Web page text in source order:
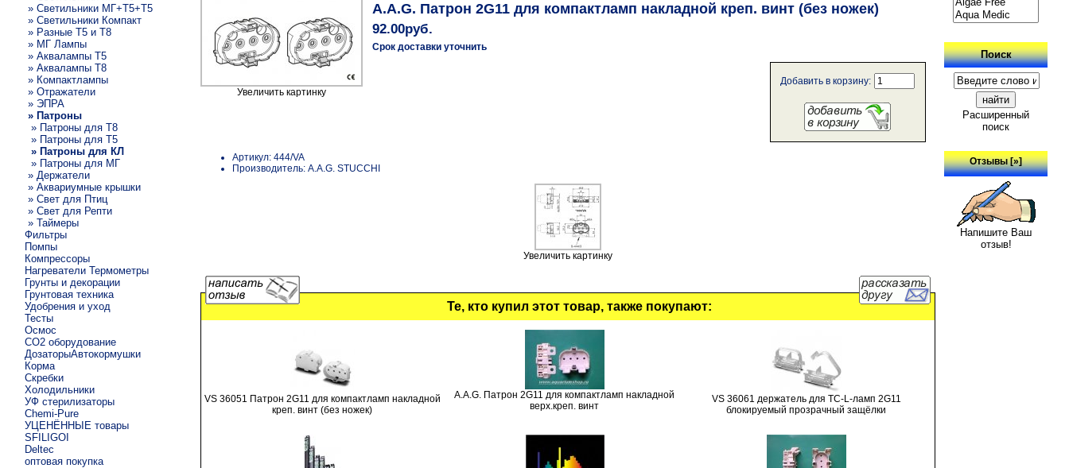
» Светильники МГ+T5+T5
» Светильники Компакт
» Разные T5 и T8
» МГ Лампы
» Аквалампы T5
» Аквалампы T8
» Компактлампы
» Отражатели
» ЭПРА
» Патроны
» Патроны для T8
» Патроны для Т5
» Патроны для КЛ
» Патроны для МГ
» Держатели
» Аквариумные крышки
» Свет для Птиц
» Свет для Репти
» Таймеры
Фильтры
Помпы
Компрессоры
Нагреватели Термометры
Грунты и декорации
Грунтовая техника
Удобрения и уход
Тесты
Осмос
CO2 оборудование
ДозаторыАвтокормушки
Корма
Скребки
Холодильники
УФ стерилизаторы
Chemi-Pure
УЦЕНЁННЫЕ товары
SFILIGOI
Deltec
оптовая покупка
Увеличить картинку
A.A.G. Патрон 2G11 для компактламп накладной креп. винт (без ножек)
92.00руб.
Срок доставки уточнить
Добавить в корзину:
Артикул: 444/VA
Производитель: A.A.G. STUCCHI
Увеличить картинку
Те, кто купил этот товар, также покупают:
VS 36051 Патрон 2G11 для компактламп накладной
креп. винт (без ножек)
A.A.G. Патрон 2G11 для компактламп накладной
верх.креп. винт
VS 36061 держатель для TC-L-ламп 2G11
блокируемый прозрачный защёлки
Поиск
Расширенный
поиск
Отзывы [»]
Напишите Ваш
отзыв!